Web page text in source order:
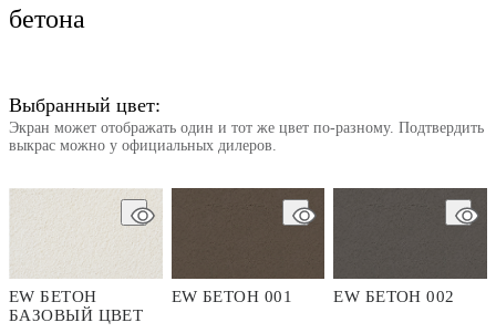
бетона
Выбранный цвет:
Экран может отображать один и тот же цвет по-разному. Подтвердить
выкрас можно у официальных дилеров.
EW БЕТОН
БАЗОВЫЙ ЦВЕТ
EW БЕТОН 001 EW БЕТОН 002